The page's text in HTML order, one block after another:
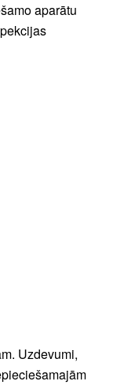
aparātu
Uzdevumi,